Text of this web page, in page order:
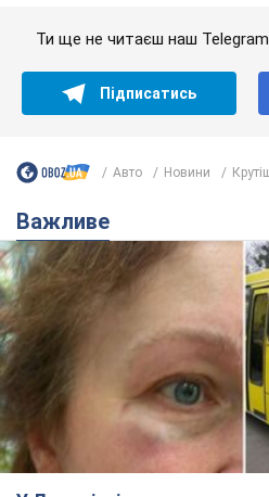
У Львові жінка
розмовляючи
поліція склала
На місце події прибули патрульні
оперативна група
8,2 т.
"Воюють, бо дурні": у